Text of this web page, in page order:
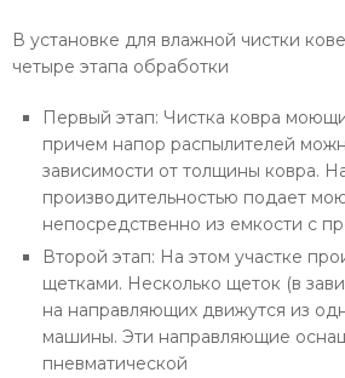
В установке для влажной чистки
четыре этапа обработки
Первый этап: Чистка ковра
причем напор распылителей
зависимости от толщины ковра.
производительностью подает
непосредственно из емкости с
Второй этап: На этом участке
щетками. Несколько щеток (в
на направляющих движутся из
машины. Эти направляющие
пневматической